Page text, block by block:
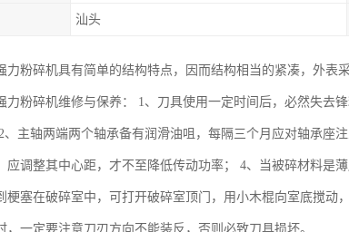
汕头
力粉碎机具有简单的结构特点，因而结构相当的紧凑，外表
力粉碎机维修与保养： 1、刀具使用一定时间后，必然失去
、主轴两端两个轴承备有润滑油咀，每隔三个月应对轴承座
应调整其中心距，才不至降低传动功率； 4、当被碎材料是
梗塞在破碎室中，可打开破碎室顶门，用小木棍向室底搅动
，一定要注意刀刃方向不能装反，否则必致刀具损坏。